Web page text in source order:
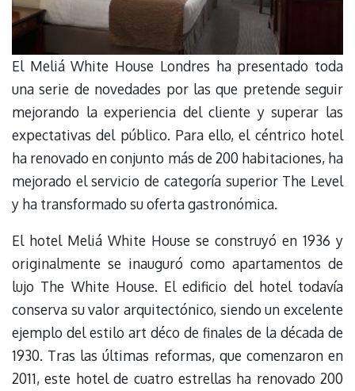
El Meliá White House Londres ha presentado toda
una serie de novedades por las que pretende seguir
mejorando la experiencia del cliente y superar las
expectativas del público. Para ello, el céntrico hotel
ha renovado en conjunto más de 200 habitaciones, ha
mejorado el servicio de categoría superior The Level
y ha transformado su oferta gastronómica.
El hotel Meliá White House se construyó en 1936 y
originalmente se inauguró como apartamentos de
lujo The White House. El edificio del hotel todavía
conserva su valor arquitectónico, siendo un excelente
ejemplo del estilo art déco de finales de la década de
1930. Tras las últimas reformas, que comenzaron en
2011, este hotel de cuatro estrellas ha renovado 200